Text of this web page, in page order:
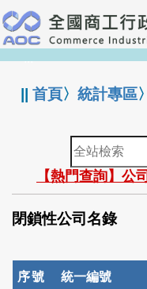
跳
到
主
要
:::
||首頁〉統計專區〉
全
站
檢
索
【熱門查詢】公
閉鎖性公司名錄
序號 統一編號